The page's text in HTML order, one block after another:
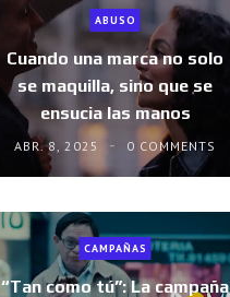
ABUSO
Cuando una marca no solo
se maquilla, sino que se
ensucia las manos
ABR. 8, 2025 0 COMMENTS
CAMPAÑAS
“Tan como tú”: La campaña